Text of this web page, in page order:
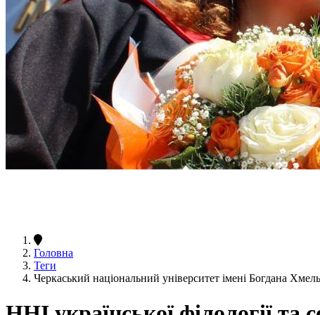
Головна
Теги
Черкаський національний університет імені Богдана